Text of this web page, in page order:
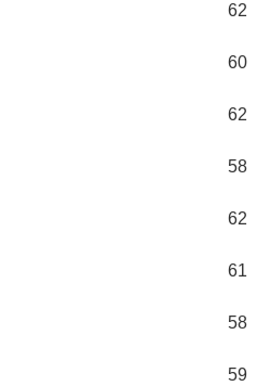
62
60
62
58
62
61
58
59